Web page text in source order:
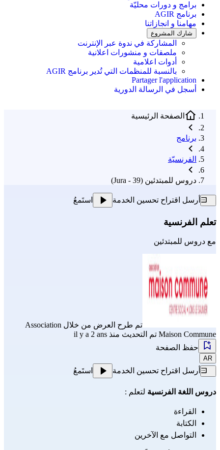
برامج و دورات محليّة
برنامج AGIR
مهامنا و انجازاتنا
شارك المشروع
المشاركة في ندوة عبر الإنترنت
ملصقات و منشورات اعلانية
أدوات اعلامية
بالنسبة للمنظمات التي تُدير برنامج AGIR
Partager l'application
أسجل في الرسالة الدورية
الصفحة الرئيسية
برنامج
الفرنسيّة
دروس للمبتدئين (39 - Jura)
أرسل اقتراح تحسين الخدمة استَمعُ
تعلم الفرنسية
مع دروس للمبتدئين
تم طرح العرض من خلال Association
Maison Commune تم التحديث منذ il y a 2 ans
حفظ الصفحة
AR
أرسل اقتراح تحسين الخدمة استَمعُ
دروس اللغة الفرنسية لتعلم :
القراءة
الكتابة
التواصل مع الآخرين